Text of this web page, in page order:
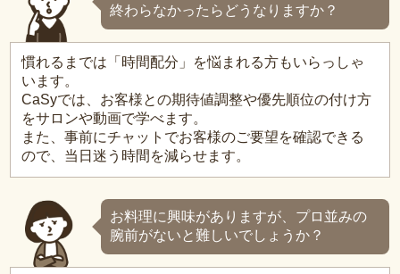
終わらなかったらどうなりますか？
慣れるまでは「時間配分」を悩まれる方もいらっしゃ
います。
CaSyでは、お客様との期待値調整や優先順位の付け方
をサロンや動画で学べます。
また、事前にチャットでお客様のご要望を確認できる
ので、当日迷う時間を減らせます。
お料理に興味がありますが、プロ並みの
腕前がないと難しいでしょうか？